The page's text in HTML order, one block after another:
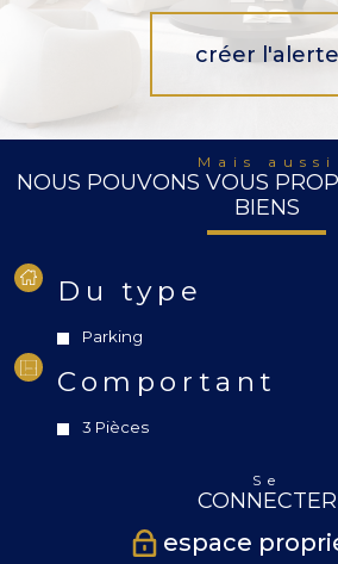
créer l'alerte
Mais aussi
NOUS POUVONS VOUS
BIENS
Du type
Parking
Comportant
3 Pièces
Se
CONNECTER
espace